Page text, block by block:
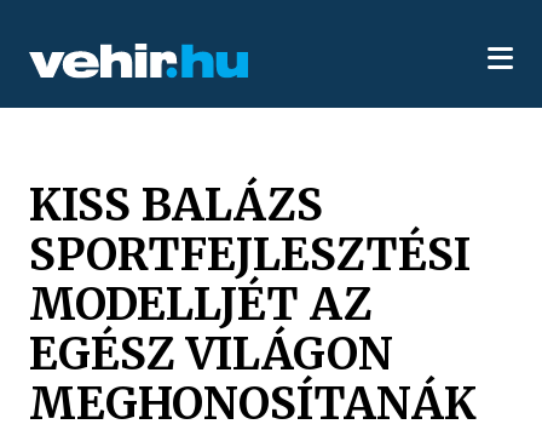
KISS BALÁZS
SPORTFEJLESZTÉSI
MODELLJÉT AZ
EGÉSZ VILÁGON
MEGHONOSÍTANÁK